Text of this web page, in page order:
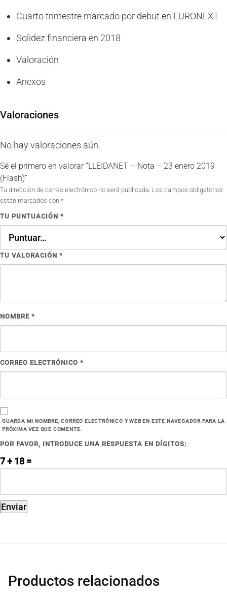
Cuarto trimestre marcado por debut en EURONEXT
Solidez financiera en 2018
Valoración
Anexos
Valoraciones
No hay valoraciones aún.
Sé el primero en valorar “LLEIDANET – Nota – 23 enero 2019
(Flash)”
Tu dirección de correo electrónico no será publicada. Los campos obligatorios
están marcados con *
TU PUNTUACIÓN *
TU VALORACIÓN *
NOMBRE *
CORREO ELECTRÓNICO *
GUARDA MI NOMBRE, CORREO ELECTRÓNICO Y WEB EN ESTE NAVEGADOR PARA LA
PRÓXIMA VEZ QUE COMENTE.
POR FAVOR, INTRODUCE UNA RESPUESTA EN DÍGITOS:
7 + 18 =
Productos relacionados